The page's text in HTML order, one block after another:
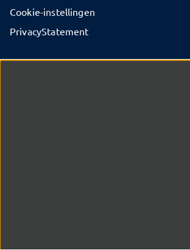
Cookie-instellingen
PrivacyStatement